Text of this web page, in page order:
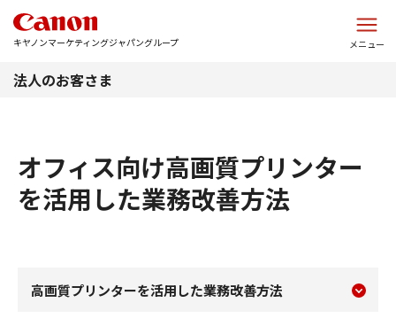
キヤノンマーケティングジャパングループ メニュー
法人のお客さま
オフィス向け高画質プリンター
を活用した業務改善方法
オフィス向け高画質プリ
高画質プリンターを活用した業務改善方法
コンテンツメニュー